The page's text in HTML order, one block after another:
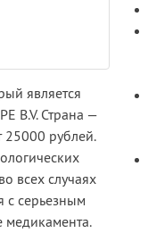
является
B.V. Страна —
рублей.
всех случаях
с серьезным
медикамента.